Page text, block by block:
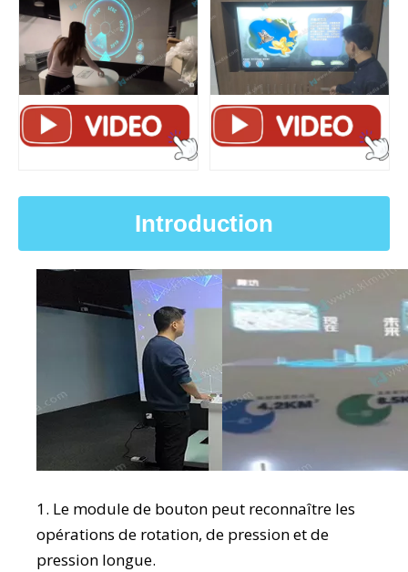
Introduction
1. Le module de bouton peut reconnaître les
opérations de rotation, de pression et de
pression longue.